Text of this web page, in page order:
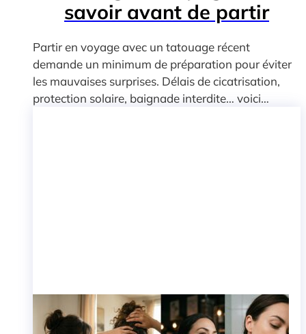
savoir avant de partir
Partir en voyage avec un tatouage récent
demande un minimum de préparation pour éviter
les mauvaises surprises. Délais de cicatrisation,
protection solaire, baignade interdite… voici…